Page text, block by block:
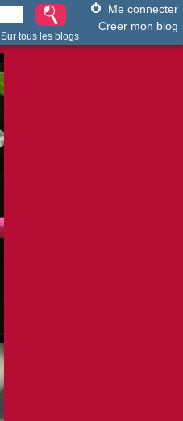
Me connecter
Créer mon blog
Sur tous les blogs